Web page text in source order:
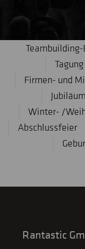
Firmen- und
Winter- /
Abschlussfeier
Rantastic